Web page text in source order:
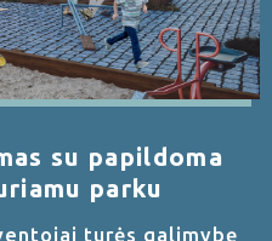
su papildoma
parku
turės galimybę